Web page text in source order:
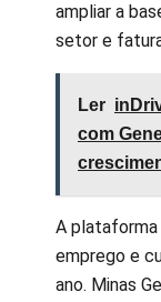
ampliar a
setor e
Ler
com
A
emprego e
ano. Minas